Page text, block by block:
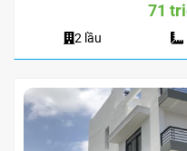
71
2 lầu